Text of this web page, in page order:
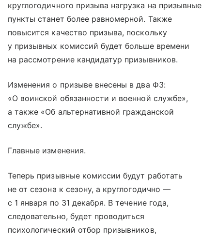
круглогодичного призыва нагрузка на призывные
пункты станет более равномерной. Также
повысится качество призыва, поскольку
у призывных комиссий будет больше времени
на рассмотрение кандидатур призывников.
Изменения о призыве внесены в два ФЗ:
«О воинской обязанности и военной службе»,
а также «Об альтернативной гражданской
службе».
Главные изменения.
Теперь призывные комиссии будут работать
не от сезона к сезону, а круглогодично —
с 1 января по 31 декабря. В течение года,
следовательно, будет проводиться
психологический отбор призывников,